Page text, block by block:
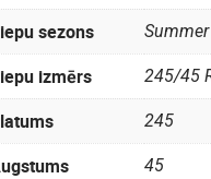
sezons Summer
izmērs 245/45
245
45